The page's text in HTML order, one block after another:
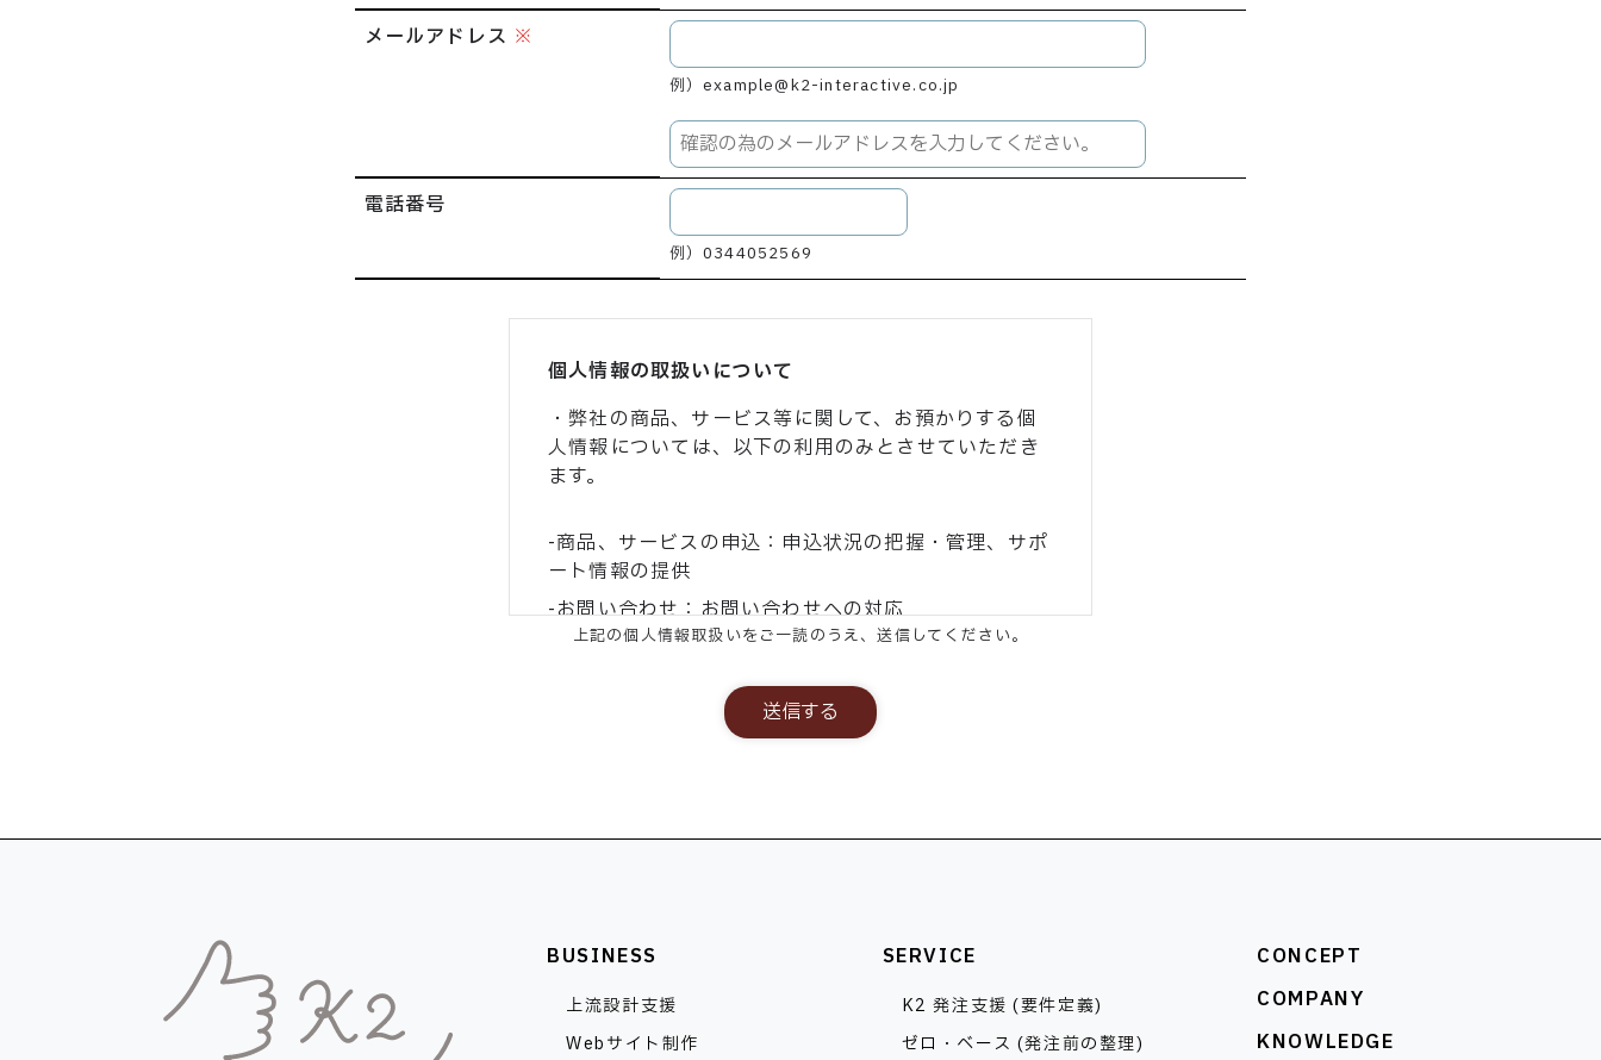
メールアドレス ※
例）example@k2-interactive.co.jp
電話番号
例）0344052569
個人情報の取扱いについて
・弊社の商品、サービス等に関して、お預かりする個
人情報については、以下の利用のみとさせていただき
ます。
-商品、サービスの申込：申込状況の把握・管理、サポ
ート情報の提供
-お問い合わせ：お問い合わせへの対応
・お預かりする個人情報については、法令に基づく場
る場合等を除き、事前の同意なく第三者提供はいたし
・お預かりしたご自身の個人情報に関する利用目的の
は消去、第三者への提供の停止等に関する苦情、お問
い合わせにつきましては、下記ご相談窓口までご連絡
上記の個人情報取扱いをご一読のうえ、送信してください。
送信する
BUSINESS
上流設計支援
Webサイト制作
SERVICE
K2 発注支援 (要件定義)
ゼロ・ベース (発注前の整理)
CONCEPT
COMPANY
KNOWLEDGE